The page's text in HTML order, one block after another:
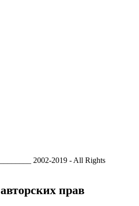
2002-2019 - All Rights
прав